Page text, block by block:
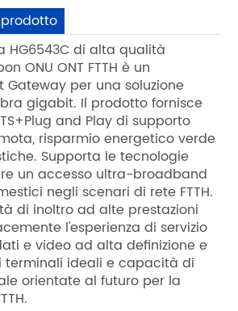
HG6543C di alta qualità
ONU ONT FTTH è un
Gateway per una soluzione
gigabit. Il prodotto fornisce
and Play di supporto
risparmio energetico verde
Supporta le tecnologie
un accesso ultra-broadband
negli scenari di rete FTTH.
di inoltro ad alte prestazioni
l'esperienza di servizio
e video ad alta definizione e
terminali ideali e capacità di
orientate al futuro per la